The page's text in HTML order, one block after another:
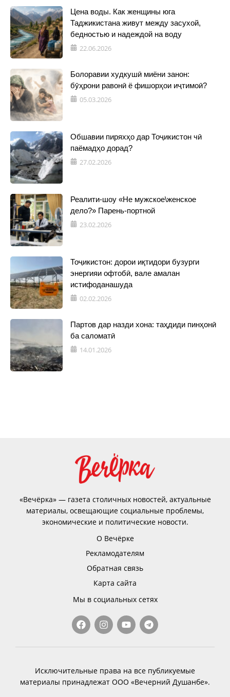
Цена воды. Как женщины юга
Таджикистана живут между засухой,
бедностью и надеждой на воду
22.06.2026
Болоравии худкушӣ миёни занон:
бӯҳрони равонӣ ё фишорҳои иҷтимоӣ?
05.03.2026
Обшавии пиряхҳо дар Тоҷикистон чӣ
паёмадҳо дорад?
27.02.2026
Реалити-шоу «Не мужское\женское
дело?» Парень-портной
23.02.2026
Тоҷикистон: дорои иқтидори бузурги
энергияи офтобӣ, вале амалан
истифоданашуда
02.02.2026
Партов дар назди хона: таҳдиди пинҳонӣ
ба саломатӣ
14.01.2026
«Вечёрка» — газета столичных новостей, актуальные
материалы, освещающие социальные проблемы,
экономические и политические новости.
О Вечёрке
Рекламодателям
Обратная связь
Карта сайта
Мы в социальных сетях
Исключительные права на все публикуемые
материалы принадлежат ООО «Вечерний Душанбе».